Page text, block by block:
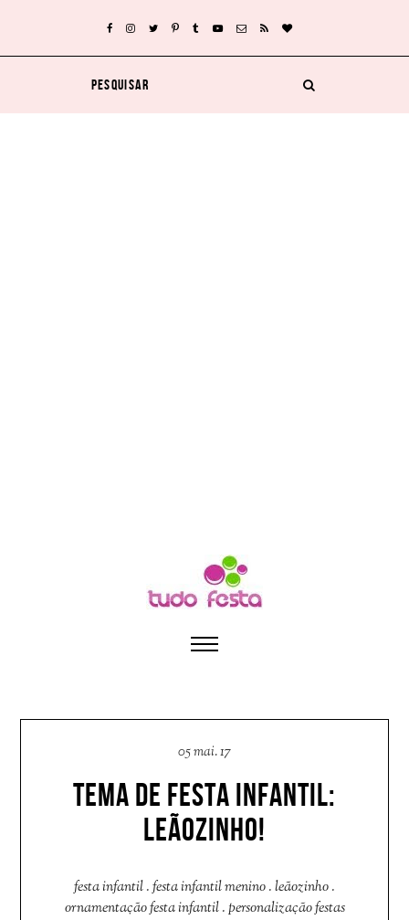
05 mai. 17
TEMA DE FESTA INFANTIL:
LEÃOZINHO!
festa infantil.festa infantil menino.leãozinho.
ornamentação festa infantil.personalização festas